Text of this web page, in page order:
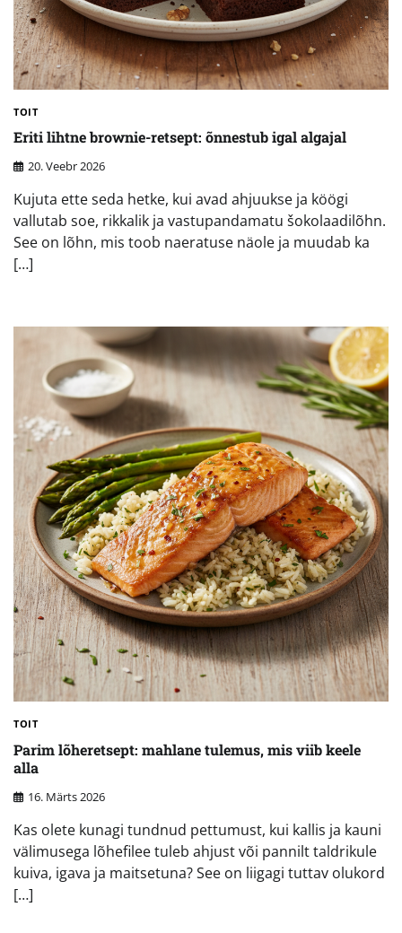
TOIT
Eriti lihtne brownie-retsept: õnnestub igal algajal
20. Veebr 2026
Kujuta ette seda hetke, kui avad ahjuukse ja köögi
vallutab soe, rikkalik ja vastupandamatu šokolaadilõhn.
See on lõhn, mis toob naeratuse näole ja muudab ka
[…]
TOIT
Parim lõheretsept: mahlane tulemus, mis viib keele
alla
16. Märts 2026
Kas olete kunagi tundnud pettumust, kui kallis ja kauni
välimusega lõhefilee tuleb ahjust või pannilt taldrikule
kuiva, igava ja maitsetuna? See on liigagi tuttav olukord
[…]